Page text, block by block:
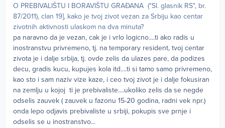
O PREBIVALIŠTU I BORAVIŠTU GRAĐANA ("Sl. glasnik RS", br.
87/2011), clan 19], kako je tvoj zivot vezan za Srbiju kao centar
zivotnih aktivnosti ulaskom na dva minuta?
pa naravno da je vezan, cak je i vrlo logicno....ti ako radis u
inostranstvu privremeno, tj. na temporary resident, tvoj centar
zivota je i dalje srbija, tj. ovde zelis da ulazes pare, da podizes
decu, gradis kucu, kupujes kola itd....ti si tamo samo privremeno,
kao sto i sam naziv vize kaze, i ceo tvoj zivot je i dalje fokusiran
na zemlju u kojoj ti je prebivaliste....ukoliko zelis da se negde
odselis zauvek ( zauvek u fazonu 15-20 godina, radni vek npr.)
onda lepo odjavis prebivaliste u srbiji, pokupis sve prnje i
odselis se u inostranstvo...